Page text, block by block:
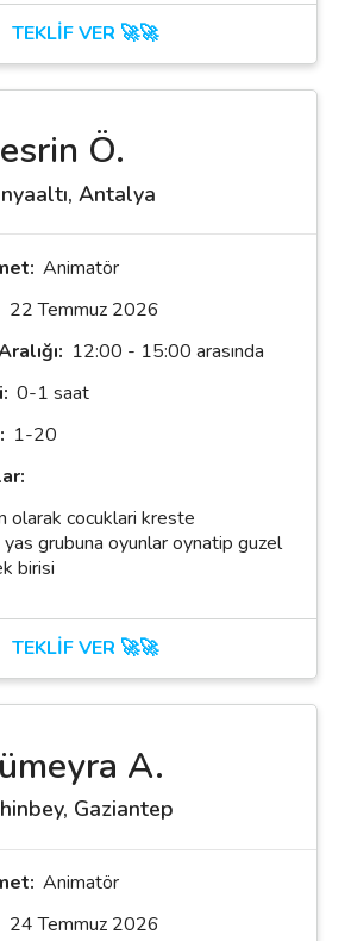
TEKLİF VER 🚀🚀
Ö.
Antalya
Animatör
22 Temmuz 2026
12:00 - 15:00 arasında
0-1 saat
1-20
olarak cocuklari kreste
grubuna oyunlar oynatip guzel
birisi
TEKLİF VER 🚀🚀
A.
Gaziantep
Animatör
24 Temmuz 2026